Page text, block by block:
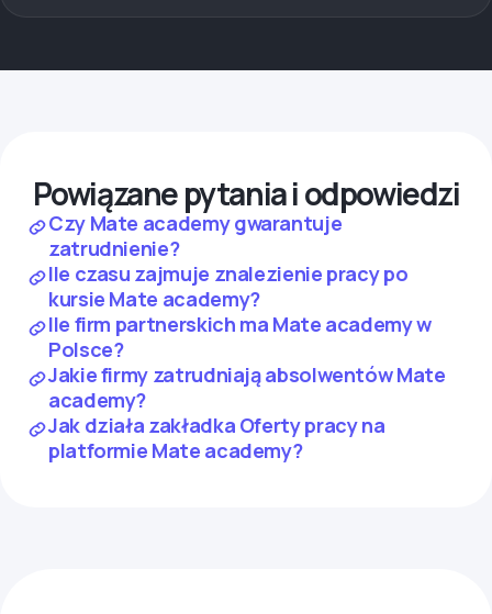
Powiązane pytania i odpowiedzi
Czy Mate academy gwarantuje
zatrudnienie?
Ile czasu zajmuje znalezienie pracy po
kursie Mate academy?
Ile firm partnerskich ma Mate academy w
Polsce?
Jakie firmy zatrudniają absolwentów Mate
academy?
Jak działa zakładka Oferty pracy na
platformie Mate academy?